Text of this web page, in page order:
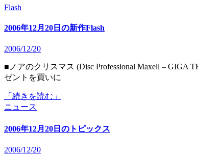
Flash
2006年12月20日の新作Flash
2006/12/20
■ノアのクリスマス (Disc Professional Maxell – GIGA THEATER –) 「ノア」シリーズ第２弾！お母さんのクリスマスプレ
ゼントを買いに
「続きを読む」
ニュース
2006年12月20日のトピックス
2006/12/20